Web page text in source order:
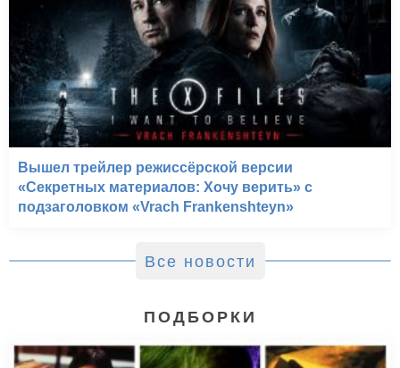
Вышел трейлер режиссёрской версии
«Секретных материалов: Хочу верить» с
подзаголовком «Vrach Frankenshteyn»
Все новости
ПОДБОРКИ